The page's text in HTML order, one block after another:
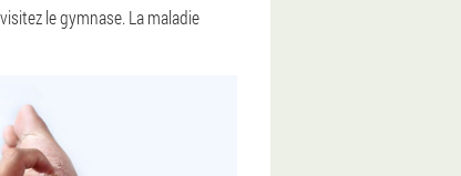
le gymnase. La maladie